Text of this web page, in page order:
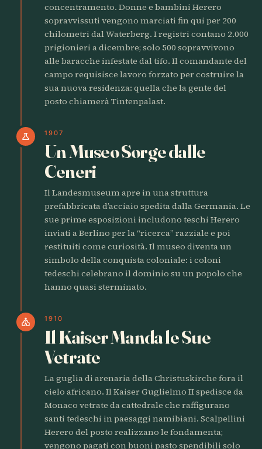
concentramento. Donne e bambini Herero
sopravvissuti vengono marciati fin qui per 200
chilometri dal Waterberg. I registri contano 2.000
prigionieri a dicembre; solo 500 sopravvivono
alle baracche infestate dal tifo. Il comandante del
campo requisisce lavoro forzato per costruire la
sua nuova residenza: quella che la gente del
posto chiamerà Tintenpalast.
science 1907
Un Museo Sorge dalle
Ceneri
Il Landesmuseum apre in una struttura
prefabbricata d’acciaio spedita dalla Germania. Le
sue prime esposizioni includono teschi Herero
inviati a Berlino per la “ricerca” razziale e poi
restituiti come curiosità. Il museo diventa un
simbolo della conquista coloniale: i coloni
tedeschi celebrano il dominio su un popolo che
hanno quasi sterminato.
church 1910
Il Kaiser Manda le Sue
Vetrate
La guglia di arenaria della Christuskirche fora il
cielo africano. Il Kaiser Guglielmo II spedisce da
Monaco vetrate da cattedrale che raffigurano
santi tedeschi in paesaggi namibiani. Scalpellini
Herero del posto realizzano le fondamenta;
vengono pagati con buoni pasto spendibili solo